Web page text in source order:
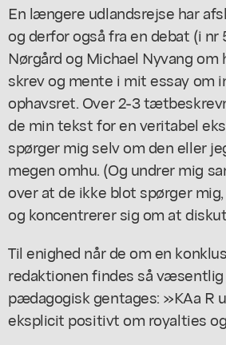
En længere udlandsrejse har
og derfor også fra en debat (i nr
Nørgård og Michael Nyvang om
skrev og mente i mit essay om
ophavsret. Over 2-3
de min tekst for en veritabel
spørger mig selv om den eller
megen omhu. (Og undrer mig
over at de ikke blot spørger
og koncentrerer sig om at
Til enighed når de om en
redaktionen findes så
pædagogisk gentages: »KAa R
eksplicit positivt om royalties